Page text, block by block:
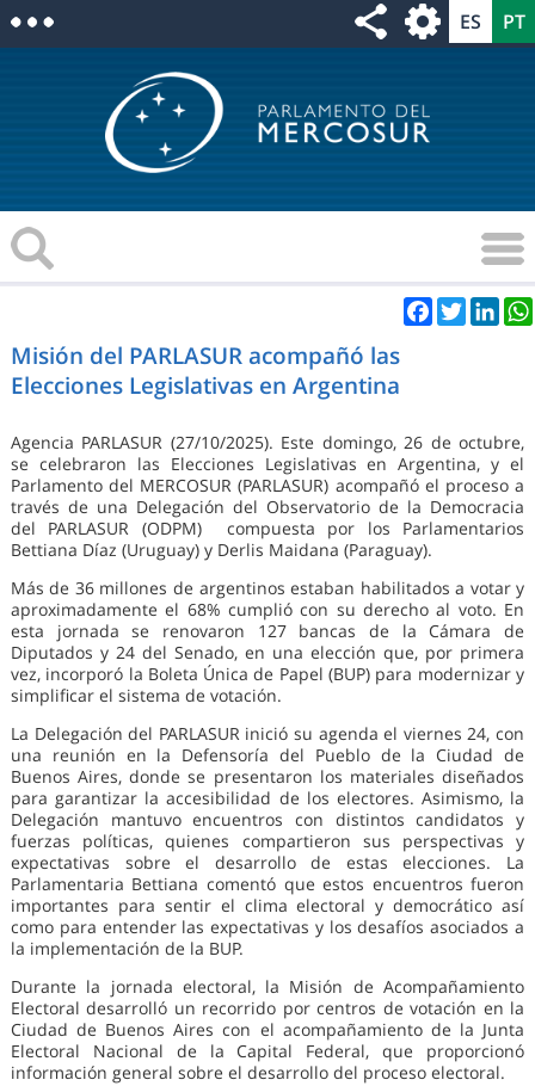
Facebook
Twitter
Misión del PARLASUR acompañó las
Elecciones Legislativas en Argentina
Agencia PARLASUR (27/10/2025). Este domingo, 26 de octubre,
se celebraron las Elecciones Legislativas en Argentina, y el
Parlamento del MERCOSUR (PARLASUR) acompañó el proceso a
través de una Delegación del Observatorio de la Democracia
del PARLASUR (ODPM) compuesta por los Parlamentarios
Bettiana Díaz (Uruguay) y Derlis Maidana (Paraguay).
Más de 36 millones de argentinos estaban habilitados a votar y
aproximadamente el 68% cumplió con su derecho al voto. En
esta jornada se renovaron 127 bancas de la Cámara de
Diputados y 24 del Senado, en una elección que, por primera
vez, incorporó la Boleta Única de Papel (BUP) para modernizar y
simplificar el sistema de votación.
La Delegación del PARLASUR inició su agenda el viernes 24, con
una reunión en la Defensoría del Pueblo de la Ciudad de
Buenos Aires, donde se presentaron los materiales diseñados
para garantizar la accesibilidad de los electores. Asimismo, la
Delegación mantuvo encuentros con distintos candidatos y
fuerzas políticas, quienes compartieron sus perspectivas y
expectativas sobre el desarrollo de estas elecciones. La
Parlamentaria Bettiana comentó que estos encuentros fueron
importantes para sentir el clima electoral y democrático así
como para entender las expectativas y los desafíos asociados a
la implementación de la BUP.
Durante la jornada electoral, la Misión de Acompañamiento
Electoral desarrolló un recorrido por centros de votación en la
Ciudad de Buenos Aires con el acompañamiento de la Junta
Electoral Nacional de la Capital Federal, que proporcionó
información general sobre el desarrollo del proceso electoral.